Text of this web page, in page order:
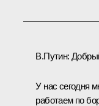
В.Путин:
У нас сегодня
работаем по